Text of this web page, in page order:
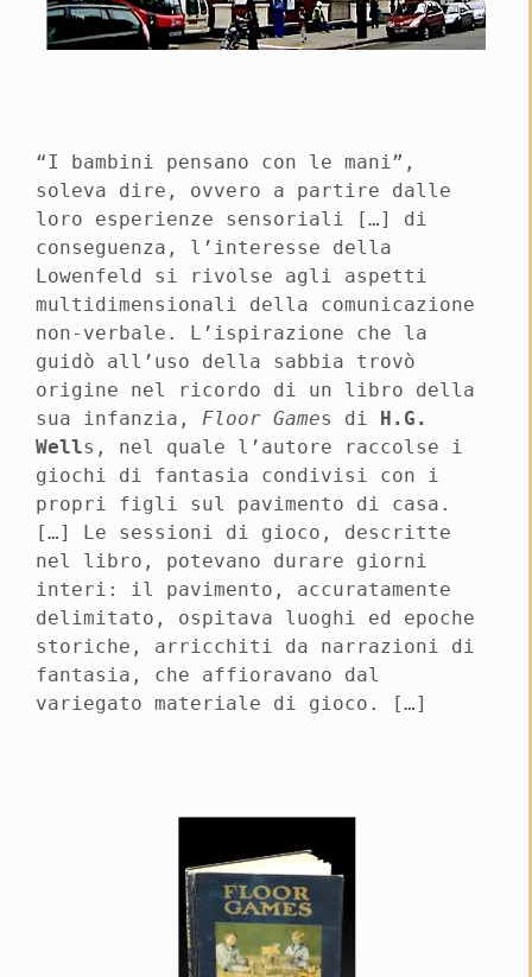
“I bambini pensano con le mani”,
soleva dire, ovvero a partire dalle
loro esperienze sensoriali […] di
conseguenza, l’interesse della
Lowenfeld si rivolse agli aspetti
multidimensionali della comunicazione
non-verbale. L’ispirazione che la
guidò all’uso della sabbia trovò
origine nel ricordo di un libro della
sua infanzia, Floor Games di H.G.
Wells, nel quale l’autore raccolse i
giochi di fantasia condivisi con i
propri figli sul pavimento di casa.
[…] Le sessioni di gioco, descritte
nel libro, potevano durare giorni
interi: il pavimento, accuratamente
delimitato, ospitava luoghi ed epoche
storiche, arricchiti da narrazioni di
fantasia, che affioravano dal
variegato materiale di gioco. […]